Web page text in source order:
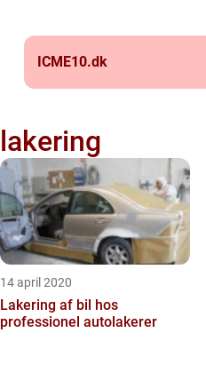
ICME10.dk
lakering
14 april 2020
Lakering af bil hos
professionel autolakerer